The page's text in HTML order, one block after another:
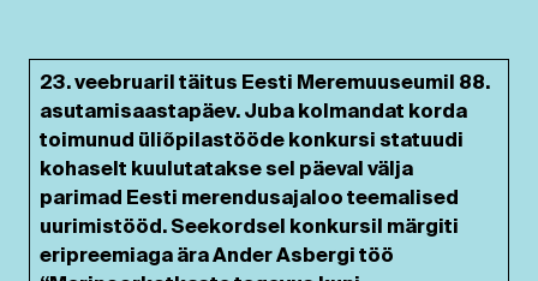
23. veebruaril täitus Eesti Meremuuseumil 88.
asutamisaastapäev. Juba kolmandat korda
toimunud üliõpilastööde konkursi statuudi
kohaselt kuulutatakse sel päeval välja
parimad Eesti merendusajaloo teemalised
uurimistööd. Seekordsel konkursil märgiti
eripreemiaga ära Ander Asbergi töö